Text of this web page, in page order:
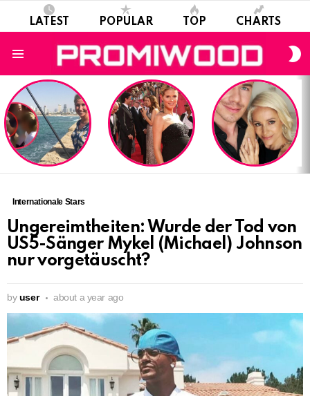
LATEST POPULAR TOP CHARTS
LATEST
STORIES
Internationale Stars
Ungereimtheiten: Wurde der Tod von
US5-Sänger Mykel (Michael) Johnson
nur vorgetäuscht?
by user about a year ago